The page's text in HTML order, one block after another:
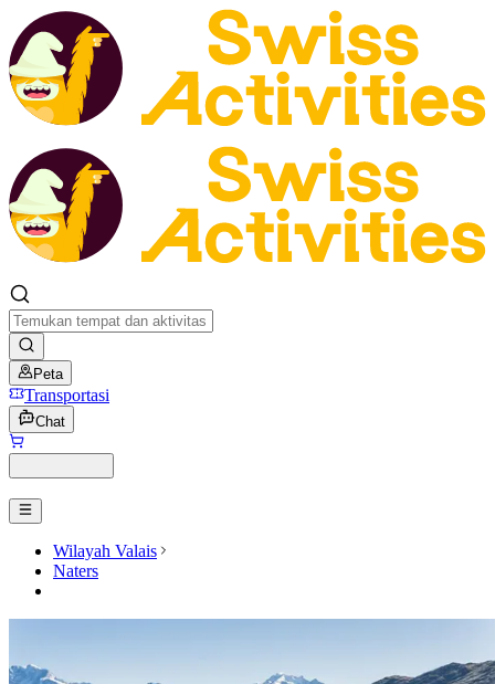
Peta
Transportasi
Chat
Wilayah Valais
Naters